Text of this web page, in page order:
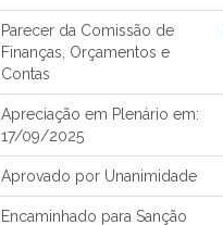
Parecer da Comissão de
Finanças, Orçamentos e
Contas
Apreciação em Plenário em:
17/09/2025
Aprovado por Unanimidade
Encaminhado para Sanção